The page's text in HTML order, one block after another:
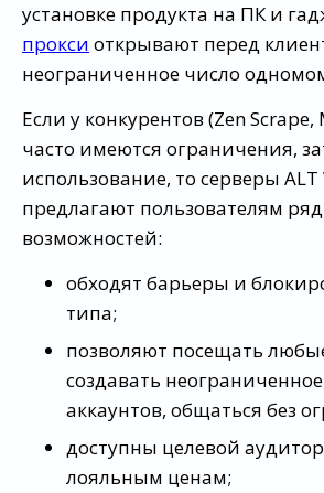
установке продукта на ПК и
прокси открывают перед
неограниченное число
Если у конкурентов (Zen Scrape,
часто имеются ограничения,
использование, то серверы ALT
предлагают пользователям
возможностей:
обходят барьеры и
типа;
позволяют посещать
создавать
аккаунтов, общаться без
доступны целевой
лояльным ценам;